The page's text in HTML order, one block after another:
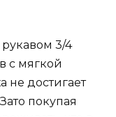
3/4
с мягкой
не достигает
покупая